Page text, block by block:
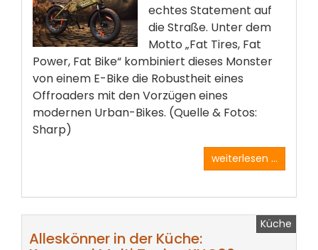
echtes Statement auf
die Straße. Unter dem
Motto „Fat Tires, Fat
Power, Fat Bike“ kombiniert dieses Monster
von einem E-Bike die Robustheit eines
Offroaders mit den Vorzügen eines
modernen Urban-Bikes. (Quelle & Fotos:
Sharp)
weiterlesen ...
Küche
Alleskönner in der Küche: